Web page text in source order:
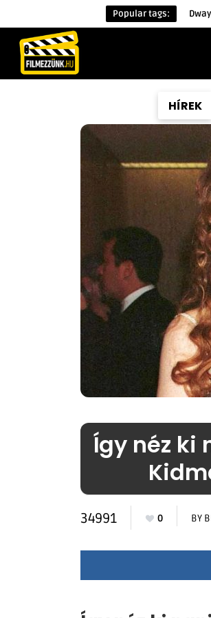
Popular tags:
HÍREK
Így néz ki
34991 0 BY